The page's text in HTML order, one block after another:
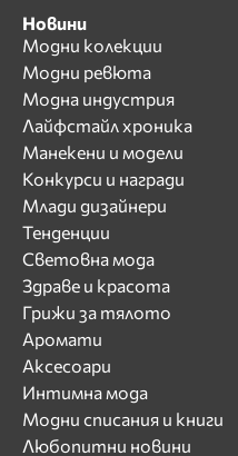
Новини
Модни колекции
Модни ревюта
Модна индустрия
Лайфстайл хроника
Манекени и модели
Конкурси и награди
Млади дизайнери
Тенденции
Световна мода
Здраве и красота
Грижи за тялото
Аромати
Аксесоари
Интимна мода
Модни списания и книги
Любопитни новини